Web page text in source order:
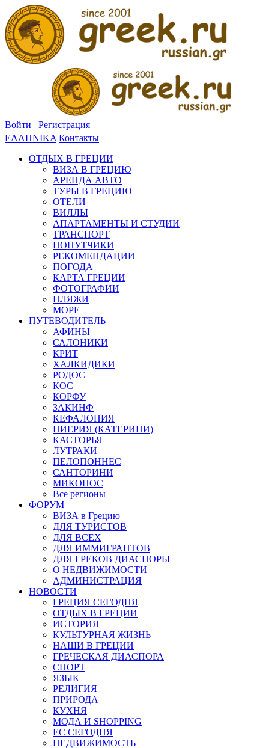
Войти
Регистрация
ΕΛΛΗΝΙΚΑ Контакты
ОТДЫХ В ГРЕЦИИ
ВИЗА В ГРЕЦИЮ
АРЕНДА АВТО
ТУРЫ В ГРЕЦИЮ
ОТЕЛИ
ВИЛЛЫ
АПАРТАМЕНТЫ И СТУДИИ
ТРАНСПОРТ
ПОПУТЧИКИ
РЕКОМЕНДАЦИИ
ПОГОДА
КАРТА ГРЕЦИИ
ФОТОГРАФИИ
ПЛЯЖИ
МОРЕ
ПУТЕВОДИТЕЛЬ
АФИНЫ
САЛОНИКИ
КРИТ
ХАЛКИДИКИ
РОДОС
КОС
КОРФУ
ЗАКИНФ
КЕФАЛОНИЯ
ПИЕРИЯ (КАТЕРИНИ)
КАСТОРЬЯ
ЛУТРАКИ
ПЕЛОПОННЕС
САНТОРИНИ
МИКОНОС
Все регионы
ФОРУМ
ВИЗА в Грецию
ДЛЯ ТУРИСТОВ
ДЛЯ ВСЕХ
ДЛЯ ИММИГРАНТОВ
ДЛЯ ГРЕКОВ ДИАСПОРЫ
О НЕДВИЖИМОСТИ
АДМИНИСТРАЦИЯ
НОВОСТИ
ГРЕЦИЯ СЕГОДНЯ
ОТДЫХ В ГРЕЦИИ
ИСТОРИЯ
КУЛЬТУРНАЯ ЖИЗНЬ
НАШИ В ГРЕЦИИ
ГРЕЧЕСКАЯ ДИАСПОРА
СПОРТ
ЯЗЫК
РЕЛИГИЯ
ПРИРОДА
КУХНЯ
МОДА И SHOPPING
ЕС СЕГОДНЯ
НЕДВИЖИМОСТЬ